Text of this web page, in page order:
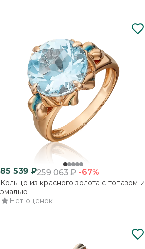
85 539₽259 063₽ -67%
Кольцо из красного золота с топазом и
эмалью
Нет оценок